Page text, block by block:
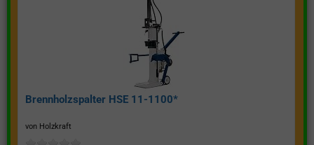
Brennholzspalter HSE 11-1100*
von Holzkraft